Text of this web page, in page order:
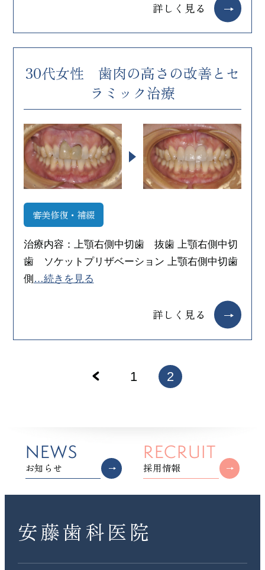
詳しく見る
30代女性 歯肉の高さの改善とセ
ラミック治療
審美修復・補綴
治療内容：上顎右側中切歯 抜歯 上顎右側中切
歯 ソケットプリザベーション 上顎右側中切歯
側 …続きを見る
詳しく見る
1 2
NEWS
お知らせ
RECRUIT
採用情報
安藤歯科医院